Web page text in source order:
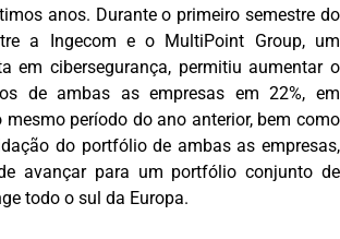
anos. Durante o primeiro semestre do
a Ingecom e o MultiPoint Group, um
em cibersegurança, permitiu aumentar o
de ambas as empresas em 22%, em
período do ano anterior, bem como
do portfólio de ambas as empresas,
avançar para um portfólio conjunto de
todo o sul da Europa.